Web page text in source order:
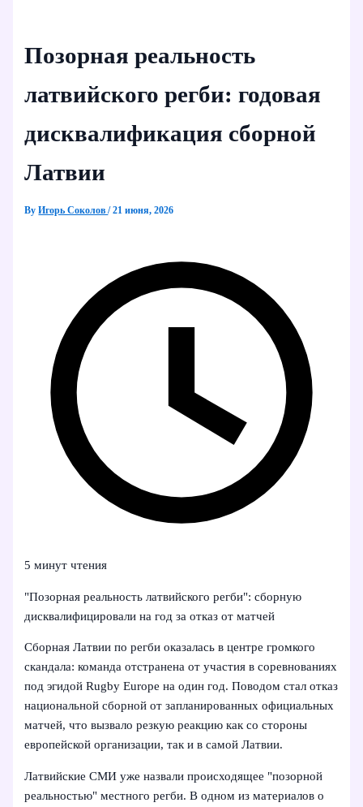
Позорная реальность
латвийского регби: годовая
дисквалификация сборной
Латвии
ByИгорь Соколов/21 июня, 2026
5 минут чтения
"Позорная реальность латвийского регби": сборную
дисквалифицировали на год за отказ от матчей
Сборная Латвии по регби оказалась в центре громкого
скандала: команда отстранена от участия в соревнованиях
под эгидой Rugby Europe на один год. Поводом стал отказ
национальной сборной от запланированных официальных
матчей, что вызвало резкую реакцию как со стороны
европейской организации, так и в самой Латвии.
Латвийские СМИ уже назвали происходящее "позорной
реальностью" местного регби. В одном из материалов о